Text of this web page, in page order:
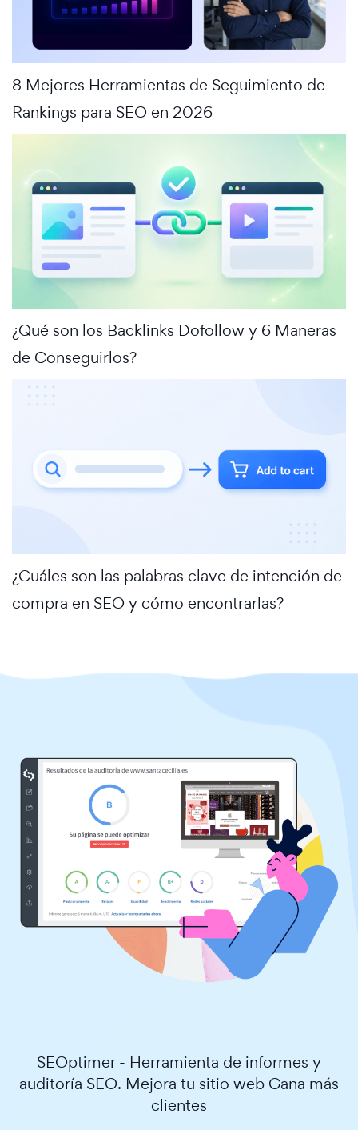
8 Mejores Herramientas de Seguimiento de
Rankings para SEO en 2026
¿Qué son los Backlinks Dofollow y 6 Maneras
de Conseguirlos?
¿Cuáles son las palabras clave de intención de
compra en SEO y cómo encontrarlas?
SEOptimer - Herramienta de informes y
auditoría SEO. Mejora tu sitio web Gana más
clientes